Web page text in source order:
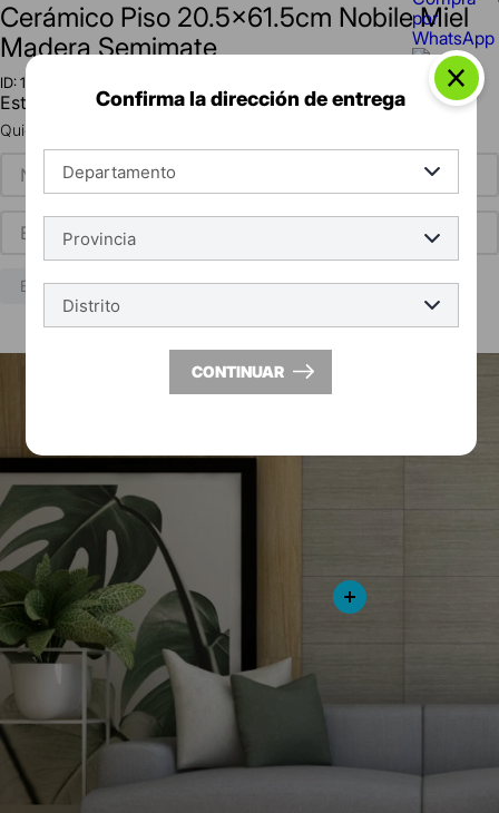
Cerámico Piso 20.5x61.5cm Nobile Miel
Madera Semimate
ID:1471
Este producto no está disponible en este momento
Quiero que me avisen cuando esté disponible
ENVIAR
Confirma la dirección de entrega
CONTINUAR